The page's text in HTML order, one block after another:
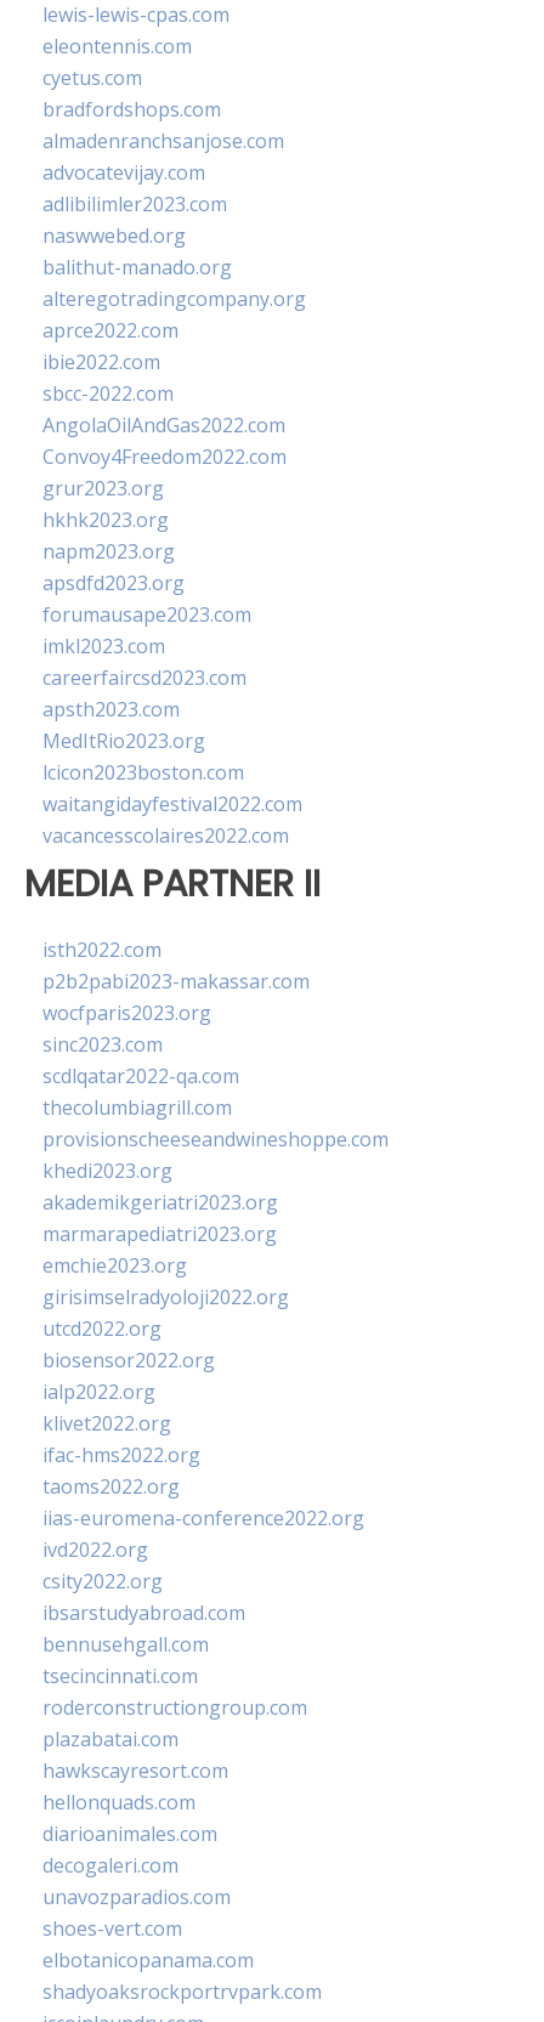
lewis-lewis-cpas.com
eleontennis.com
cyetus.com
bradfordshops.com
almadenranchsanjose.com
advocatevijay.com
adlibilimler2023.com
naswwebed.org
balithut-manado.org
alteregotradingcompany.org
aprce2022.com
ibie2022.com
sbcc-2022.com
AngolaOilAndGas2022.com
Convoy4Freedom2022.com
grur2023.org
hkhk2023.org
napm2023.org
apsdfd2023.org
forumausape2023.com
imkl2023.com
careerfaircsd2023.com
apsth2023.com
MedItRio2023.org
lcicon2023boston.com
waitangidayfestival2022.com
vacancesscolaires2022.com
MEDIA PARTNER II
isth2022.com
p2b2pabi2023-makassar.com
wocfparis2023.org
sinc2023.com
scdlqatar2022-qa.com
thecolumbiagrill.com
provisionscheeseandwineshoppe.com
khedi2023.org
akademikgeriatri2023.org
marmarapediatri2023.org
emchie2023.org
girisimselradyoloji2022.org
utcd2022.org
biosensor2022.org
ialp2022.org
klivet2022.org
ifac-hms2022.org
taoms2022.org
iias-euromena-conference2022.org
ivd2022.org
csity2022.org
ibsarstudyabroad.com
bennusehgall.com
tsecincinnati.com
roderconstructiongroup.com
plazabatai.com
hawkscayresort.com
hellonquads.com
diarioanimales.com
decogaleri.com
unavozparadios.com
shoes-vert.com
elbotanicopanama.com
shadyoaksrockportrvpark.com